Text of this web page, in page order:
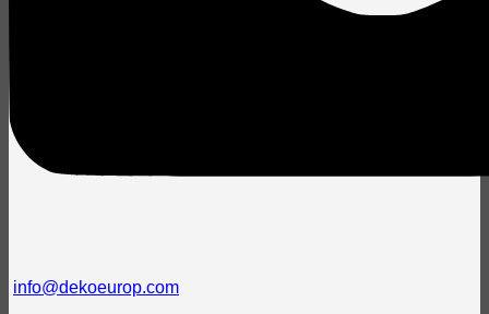
info@dekoeurop.com